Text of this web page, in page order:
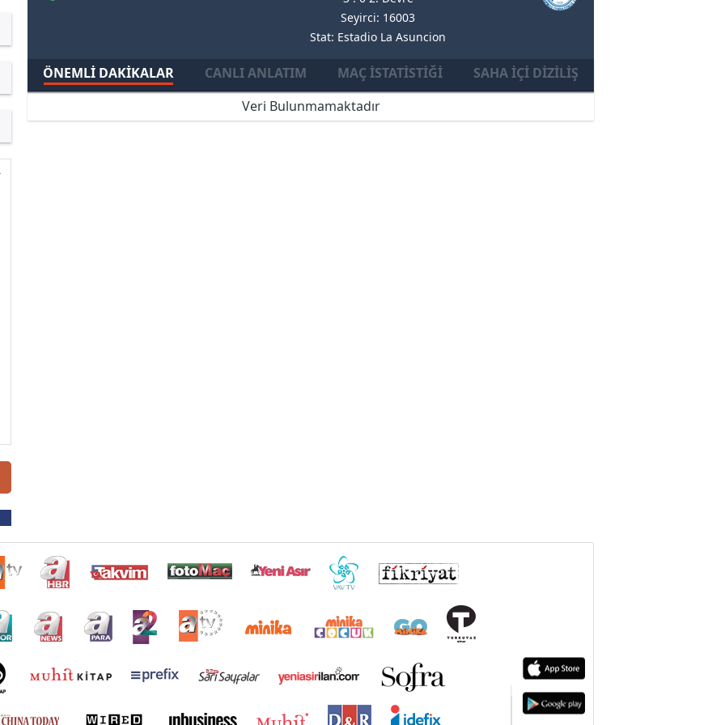
Seyirci: 16003
Stat: Estadio La Asuncion
ÖNEMLI DAKIKALAR CANLI ANLATIM MAÇ İSTATISTIĞI
SAHA İÇI DIZILIŞ
Veri Bulunmamaktadır